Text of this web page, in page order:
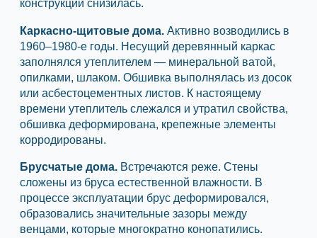
конструкции снизилась.
Каркасно-щитовые дома. Активно возводились в
1960–1980-е годы. Несущий деревянный каркас
заполнялся утеплителем — минеральной ватой,
опилками, шлаком. Обшивка выполнялась из досок
или асбестоцементных листов. К настоящему
времени утеплитель слежался и утратил свойства,
обшивка деформирована, крепежные элементы
корродированы.
Брусчатые дома. Встречаются реже. Стены
сложены из бруса естественной влажности. В
процессе эксплуатации брус деформировался,
образовались значительные зазоры между
венцами, которые многократно конопатились.